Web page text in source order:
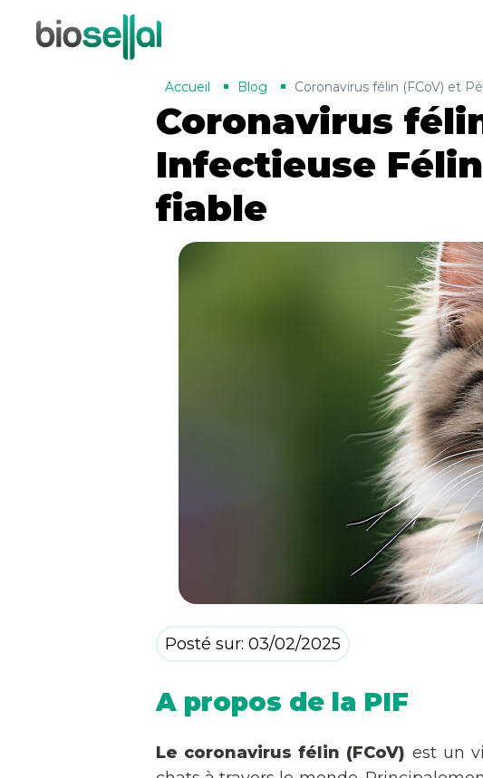
Accueil Blog Coronavirus félin (FCoV) et
Coronavirus
Infectieuse
fiable
Posté sur: 03/02/2025
A propos de la PIF
Le coronavirus félin (FCoV) est un